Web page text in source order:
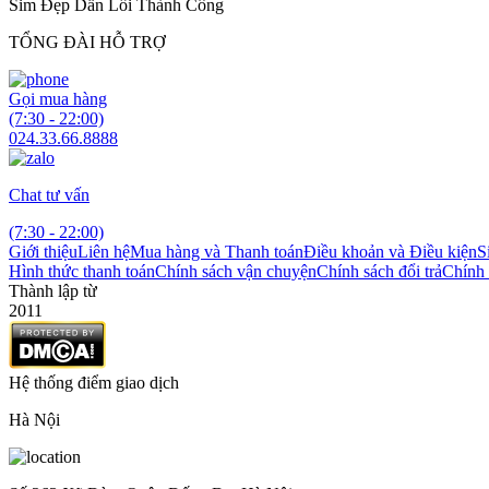
Sim Đẹp Dẫn Lối Thành Công
TỔNG ĐÀI HỖ TRỢ
Gọi mua hàng
(7:30 - 22:00)
024.33.66.8888
Chat tư vấn
(7:30 - 22:00)
Giới thiệuLiên hệMua hàng và Thanh toánĐiều khoản và Điều kiện
Hình thức thanh toánChính sách vận chuyệnChính sách đổi trảChính
Thành lập từ
2011
Hệ thống điểm giao dịch
Hà Nội